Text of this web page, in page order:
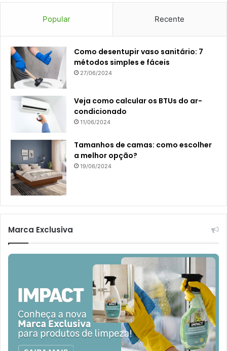
Popular Recente
Como desentupir vaso sanitário: 7
métodos simples e fáceis
27/06/2024
Veja como calcular os BTUs do ar-
condicionado
11/06/2024
Tamanhos de camas: como escolher
a melhor opção?
19/06/2024
Marca Exclusiva